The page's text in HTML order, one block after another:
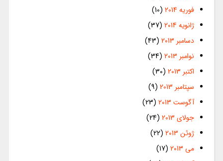
فوریه 2014
(10)
ژانویه 2014
(37)
دسامبر 2013
(43)
نوامبر 2013
(34)
اکتبر 2013
(30)
سپتامبر 2013
(9)
آگوست 2013
(23)
جولای 2013
(24)
ژوئن 2013
(22)
می 2013
(17)